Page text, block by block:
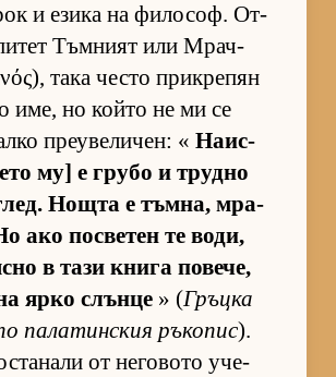
и езика на фи­ло­соф. От­
Тъм­ният или Мрач­
така често прик­ре­пян
име, но който не ми се
пре­у­ве­ли­чен: « На­ис­
му] е грубо и трудно
Нощта е тъм­на, мра­
ако пос­ве­тен те во­ди,
в тази книга по­ве­че,
ярко слънце » (Гръцка
па­ла­тин­с­кия ръ­ко­пис).
от не­го­вото уче­